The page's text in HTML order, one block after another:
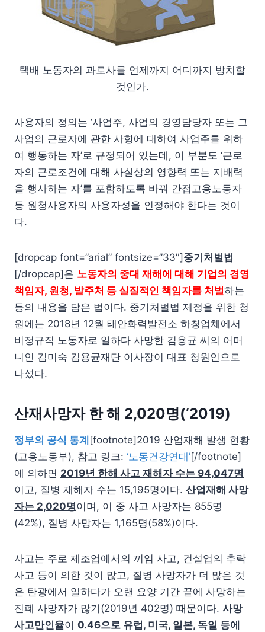
택배 노동자의 과로사를 언제까지 어디까지 방치할
것인가.
사용자의 정의는 ‘사업주, 사업의 경영담당자 또는 그
사업의 근로자에 관한 사항에 대하여 사업주를 위하
여 행동하는 자’로 규정되어 있는데, 이 부분도 ‘근로
자의 근로조건에 대해 사실상의 영향력 또는 지배력
을 행사하는 자’를 포함하도록 바꿔 간접고용노동자
등 원청사용자의 사용자성을 인정해야 한다는 것이
다.
[dropcap font=”arial” fontsize=”33″] 중기처벌법
[/dropcap]은 노동자의 중대 재해에 대해 기업의 경영
책임자, 원청, 발주처 등 실질적인 책임자를 처벌하는
등의 내용을 담은 법이다. 중기처벌법 제정을 위한 청
원에는 2018년 12월 태안화력발전소 하청업체에서
비정규직 노동자로 일하다 사망한 김용균 씨의 어머
니인 김미숙 김용균재단 이사장이 대표 청원인으로
나섰다.
산재사망자 한 해 2,020명(‘2019)
정부의 공식 통계 [footnote]2019 산업재해 발생 현황
(고용노동부), 참고 링크: ‘노동건강연대’[/footnote]
에 의하면 2019년 한해 사고 재해자 수는 94,047명
이고, 질병 재해자 수는 15,195명이다. 산업재해 사망
자는 2,020명이며, 이 중 사고 사망자는 855명
(42%), 질병 사망자는 1,165명(58%)이다.
사고는 주로 제조업에서의 끼임 사고, 건설업의 추락
사고 등이 의한 것이 많고, 질병 사망자가 더 많은 것
은 탄광에서 일하다가 오랜 요양 기간 끝에 사망하는
진폐 사망자가 많기(2019년 402명) 때문이다. 사망
사고만인율이 0.46으로 유럽, 미국, 일본, 독일 등에